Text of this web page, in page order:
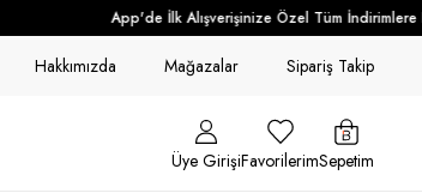
App'de İlk Alışverişinize Özel Tüm İndirimlere
Hakkımızda Mağazalar Sipariş Takip
Üye GirişiFavorilerimSepetim